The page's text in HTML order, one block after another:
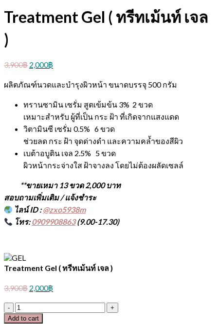
Treatment Gel ( ทรีทเม้นท์ เจล
)
3,900฿ 2,000฿
ผลิตภัณฑ์นวดและบำรุงผิวหน้า ขนาดบรรจุ 500 กรัม
ทรานซามิน เซรั่ม สูตเข้มข้น 3% 2 ขวด
เหมาะสำหรับ ผู้ที่เป็น กระ ฝ้า ที่เกิดจากแสงแดด
วิตามินซี เซรั่ม 0.5% 6 ขวด
ช่วยลด กระ ฝ้า จุดด่างดำ และความคล้ำของสีผิว
เบต้าอบูติน เจล 2.5% 5 ขวด
ผิวหน้ากระจ่างใส ฝ้าจางลง โดยไม่ต้องผลัดเซลล์
**ขายเหมา 13 ขวด 2,000 บาท
สอบถามเพิ่มเติม / แจ้งชำระ
ไลน์ ID :@zxo5938m
โทร:0909908863(9.00-17.30)
Treatment Gel ( ทรีทเม้นท์ เจล )
3,900฿ 2,000฿
Treatment
Gel
Add to cart